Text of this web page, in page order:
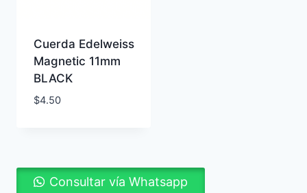
Cuerda Edelweiss
Magnetic 11mm
BLACK
$4.50
Consultar vía Whatsapp